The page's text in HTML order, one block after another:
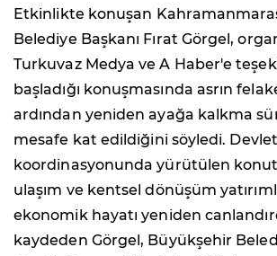
Etkinlikte konuşan
Belediye Başkanı Fırat Görgel,
Turkuvaz Medya ve A Haber'e
başladığı konuşmasında asrın
ardından yeniden ayağa kalkma
mesafe kat edildiğini söyledi.
koordinasyonunda yürütülen konut,
ulaşım ve kentsel dönüşüm
ekonomik hayatı yeniden
kaydeden Görgel, Büyükşehir